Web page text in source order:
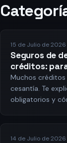
15 de Julio de 2026
Seguros de
créditos:
Muchos créditos
cesantía. Te
obligatorios y
14 de Julio de 2026